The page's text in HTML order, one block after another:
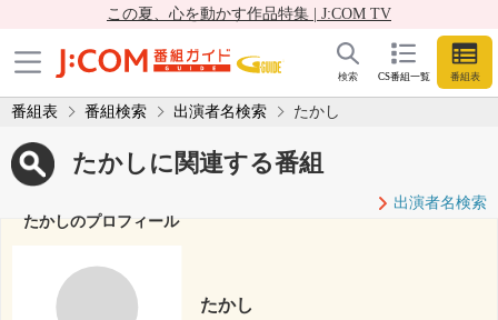
この夏、心を動かす作品特集 | J:COM TV
CS番組一覧 番組表
検索
番組表 番組検索 出演者名検索 たかし
たかしに関連する番組
出演者名検索
たかしのプロフィール
たかし